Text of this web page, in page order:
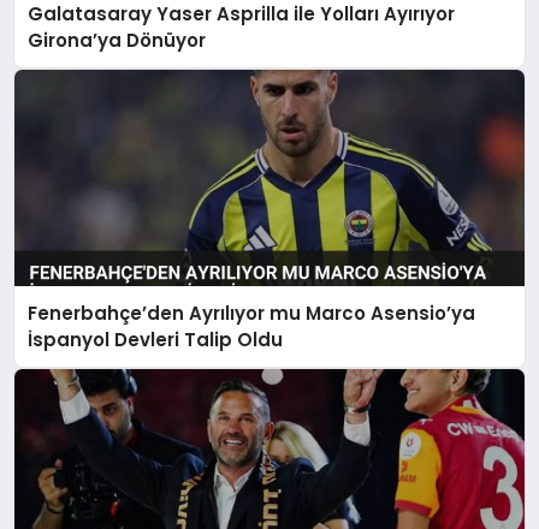
Galatasaray Yaser Asprilla ile Yolları Ayırıyor
Girona’ya Dönüyor
Fenerbahçe’den Ayrılıyor mu Marco Asensio’ya
İspanyol Devleri Talip Oldu